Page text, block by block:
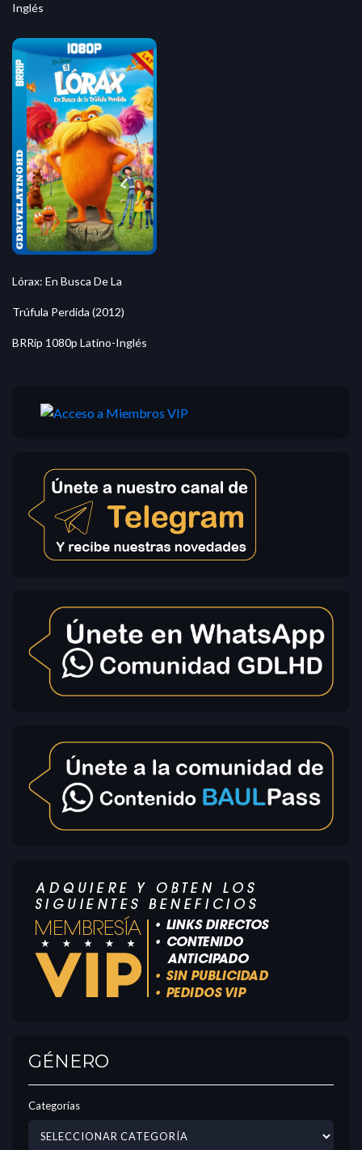
Inglés
Lórax: En Busca De La
Trúfula Perdida (2012)
BRRip 1080p Latino-Inglés
GÉNERO
Categorías